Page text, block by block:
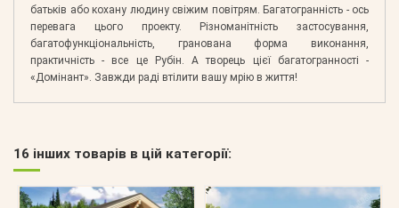
батьків або кохану людину свіжим повітрям. Багатогранність - ось
перевага цього проекту. Різноманітність застосування,
багатофункціональність, гранована форма виконання,
практичність - все це Рубін. А творець цієї багатогранності -
«Домінант». Завжди раді втілити вашу мрію в життя!
16 інших товарів в цій категорії: